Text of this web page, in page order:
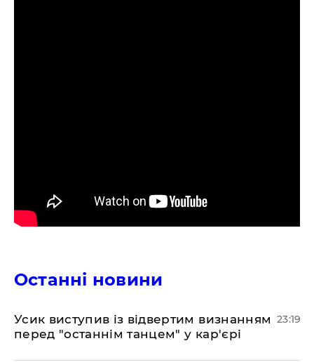
Останні новини
​Усик виступив із відвертим визнанням
перед "останнім танцем" у кар'єрі
23:19